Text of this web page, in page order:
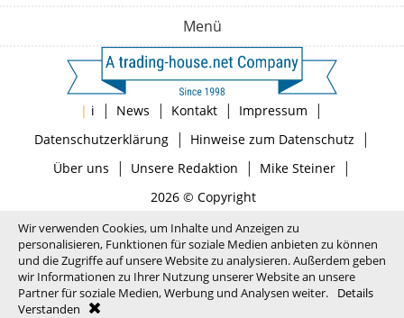
Menü
| i | News | Kontakt | Impressum |
Datenschutzerklärung| Hinweise zum Datenschutz |
Über uns | Unsere Redaktion | Mike Steiner|
2026 © Copyright
Wir verwenden Cookies, um Inhalte und Anzeigen zu
personalisieren, Funktionen für soziale Medien anbieten zu können
und die Zugriffe auf unsere Website zu analysieren. Außerdem geben
wir Informationen zu Ihrer Nutzung unserer Website an unsere
Partner für soziale Medien, Werbung und Analysen weiter.
Details
Verstanden